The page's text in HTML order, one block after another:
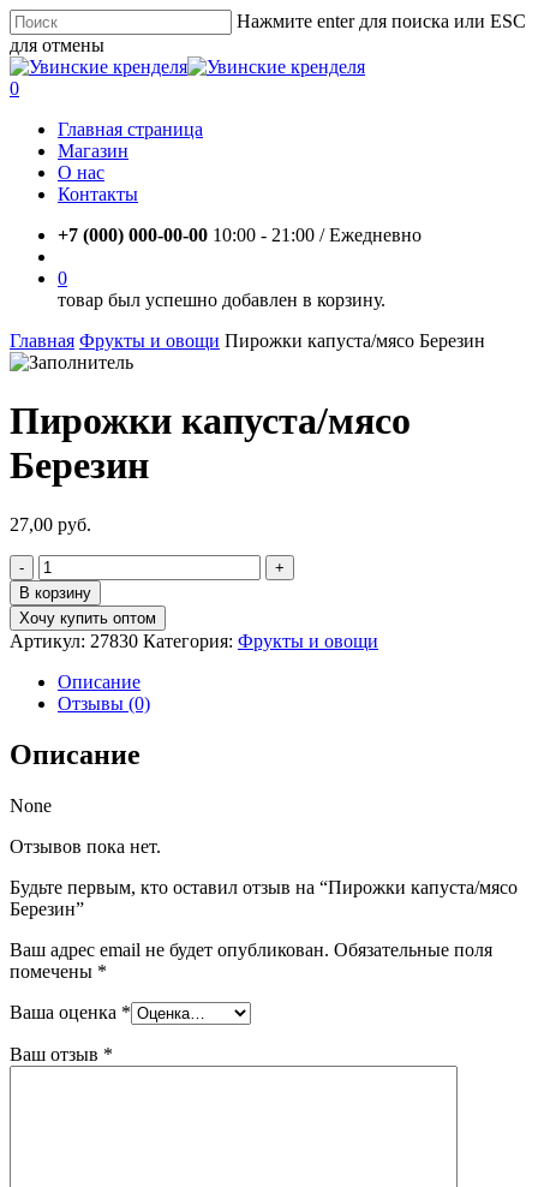
Skip
to
main
content
Нажмите enter для поиска или ESC
для отмены
Close
Search
account
0
Главная страница
Магазин
О нас
Контакты
+7 (000) 000-00-00 10:00 - 21:00 / Eжедневно
0
товар был успешно добавлен в корзину.
Главная Фрукты и овощи Пирожки капуста/мясо Березин
Пирожки капуста/мясо
Березин
27,00 руб.
Количество
товара
Пирожки
капуста/
мясо
Березин
В корзину
Хочу купить оптом
Артикул: 27830 Категория: Фрукты и овощи
Описание
Отзывы (0)
Описание
None
Отзывов пока нет.
Будьте первым, кто оставил отзыв на “Пирожки капуста/мясо
Березин”
Ваш адрес email не будет опубликован. Обязательные поля
помечены *
Ваша оценка *
Ваш отзыв *